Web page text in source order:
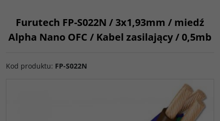
Furutech FP-S022N / 3x1,93mm / miedź
Alpha Nano OFC / Kabel zasilający / 0,5mb
Kod produktu: FP-S022N